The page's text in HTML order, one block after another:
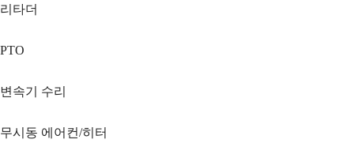
리타더
PTO
변속기 수리
무시동 에어컨/히터